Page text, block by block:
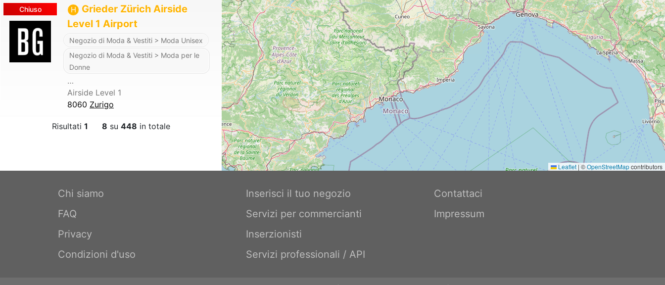
Chiuso H
Grieder Zürich Airside
Level 1 Airport
Negozio di Moda & Vestiti > Moda Unisex
Negozio di Moda & Vestiti > Moda per le
Donne
…
Airside Level 1
8060 Zurigo
Risultati 1 8 su 448 in totale
Leaflet | ©OpenStreetMapcontributors
Chi siamo
FAQ
Privacy
Condizioni d'uso
Inserisci il tuo negozio
Servizi per commercianti
Inserzionisti
Servizi professionali / API
Contattaci
Impressum